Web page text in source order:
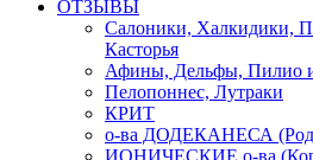
ОТЗЫВЫ
Салоники, Халкидики,
Касторья
Афины, Дельфы, Пилио
Пелопоннес, Лутраки
КРИТ
о-ва ДОДЕКАНЕСА
ИОНИЧЕСКИЕ о-ва